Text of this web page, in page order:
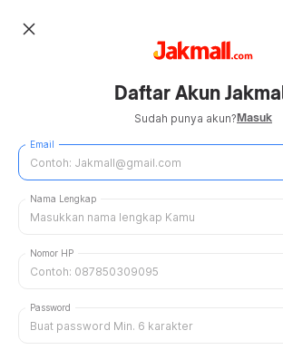
close
Daftar Akun
Sudah punya akun?Masuk
Email
Nama Lengkap
Nomor HP
Password